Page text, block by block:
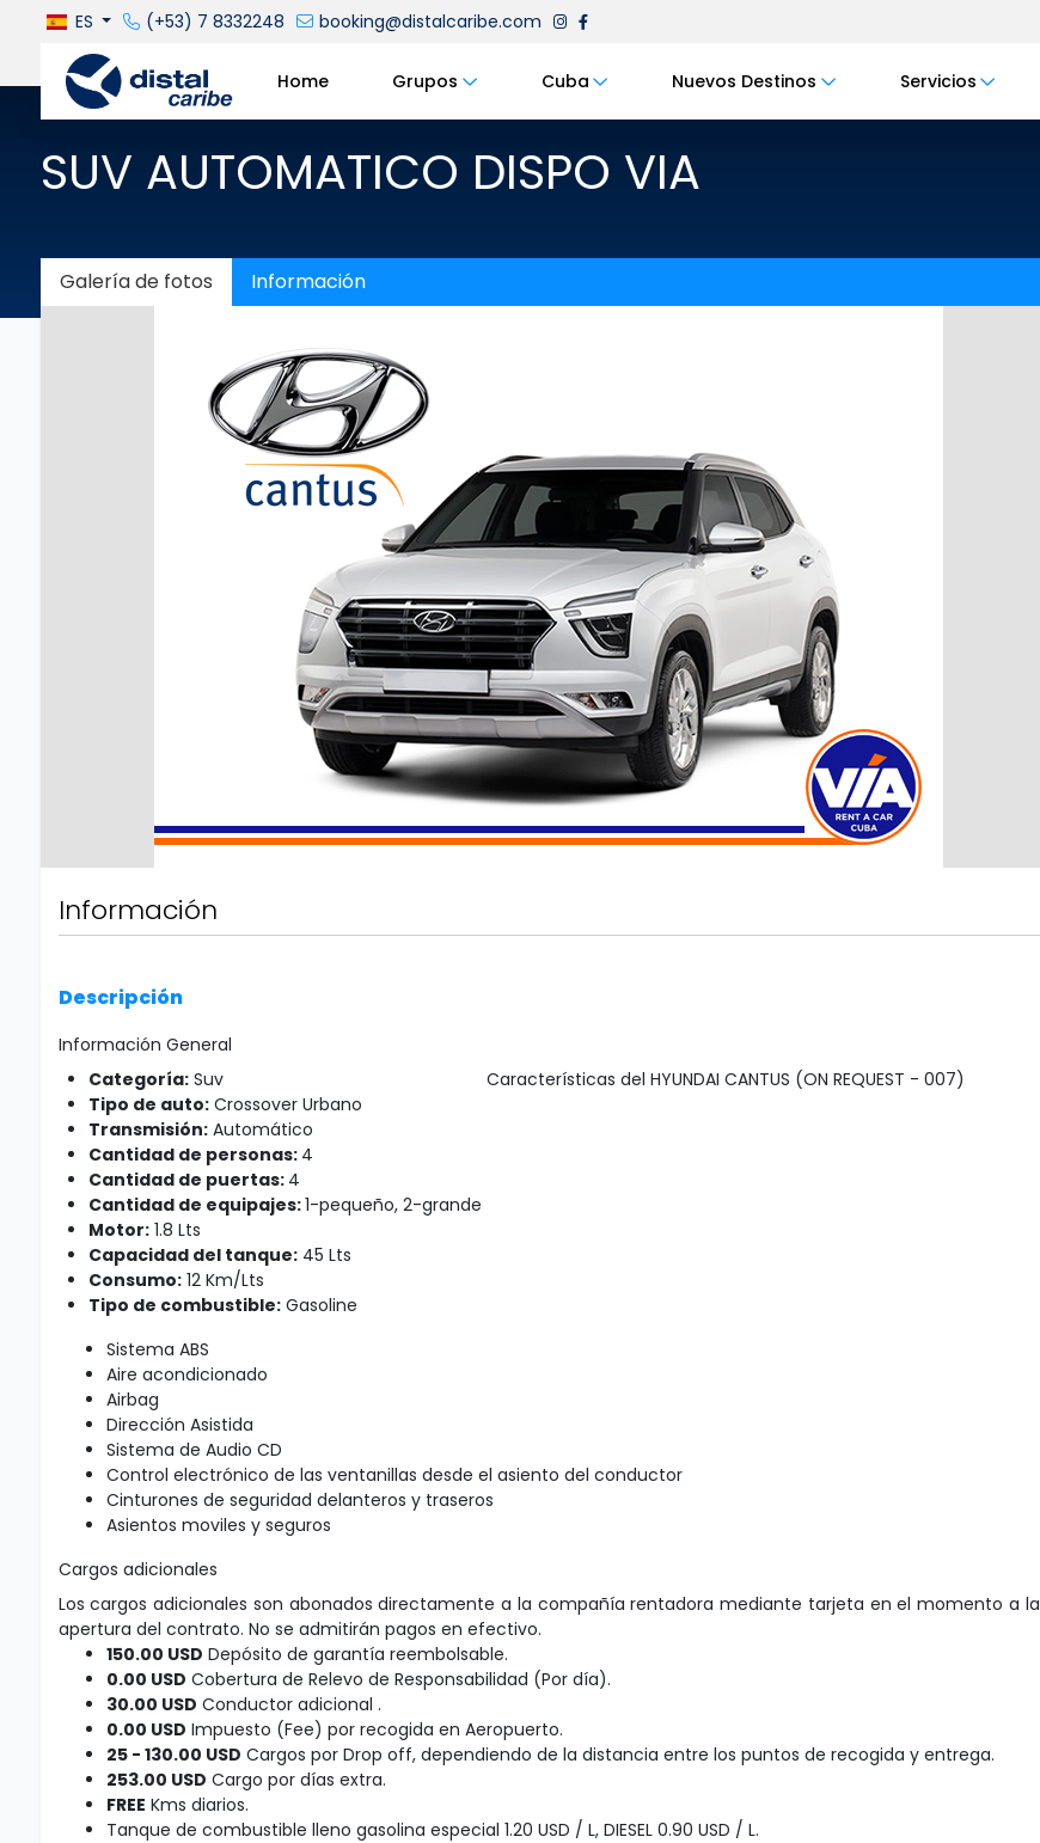
ES (+53) 7 8332248 booking@distalcaribe.com
Home Grupos Cuba Nuevos Destinos Servicios
SUV AUTOMATICO DISPO VIA
Galería de fotos Información
Información
Descripción
Información General
Categoría: Suv
Tipo de auto: Crossover Urbano
Transmisión: Automático
Cantidad de personas: 4
Cantidad de puertas: 4
Cantidad de equipajes:1-pequeño, 2-grande
Motor: 1.8 Lts
Capacidad del tanque: 45 Lts
Consumo: 12 Km/Lts
Tipo de combustible: Gasoline
Características del HYUNDAI CANTUS (ON REQUEST - 007)
Sistema ABS
Aire acondicionado
Airbag
Dirección Asistida
Sistema de Audio CD
Control electrónico de las ventanillas desde el asiento del conductor
Cinturones de seguridad delanteros y traseros
Asientos moviles y seguros
Cargos adicionales
Los cargos adicionales son abonados directamente a la compañía rentadora mediante tarjeta en el momento a la
apertura del contrato. No se admitirán pagos en efectivo.
150.00 USD Depósito de garantía reembolsable.
0.00 USD Cobertura de Relevo de Responsabilidad (Por día).
30.00 USD Conductor adicional .
0.00 USD Impuesto (Fee) por recogida en Aeropuerto.
25 - 130.00 USD Cargos por Drop off, dependiendo de la distancia entre los puntos de recogida y entrega.
253.00 USD Cargo por días extra.
FREE Kms diarios.
Tanque de combustible lleno gasolina especial 1.20 USD / L, DIESEL 0.90 USD / L.